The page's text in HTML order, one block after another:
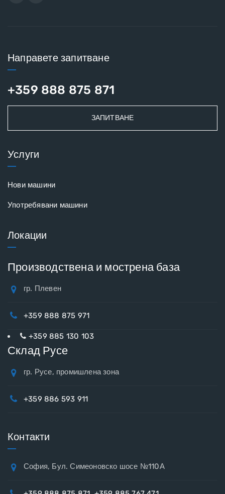
Направете запитване
+359 888 875 871
ЗАПИТВАНЕ
Услуги
Нови машини
Употребявани машини
Локации
Производствена и мострена база
гр. Плевен
+359 888 875 971
+359 885 130 103
Склад Русе
гр. Русе, промишлена зона
+359 886 593 911
Контакти
София, Бул. Симеоновско шосе №110А